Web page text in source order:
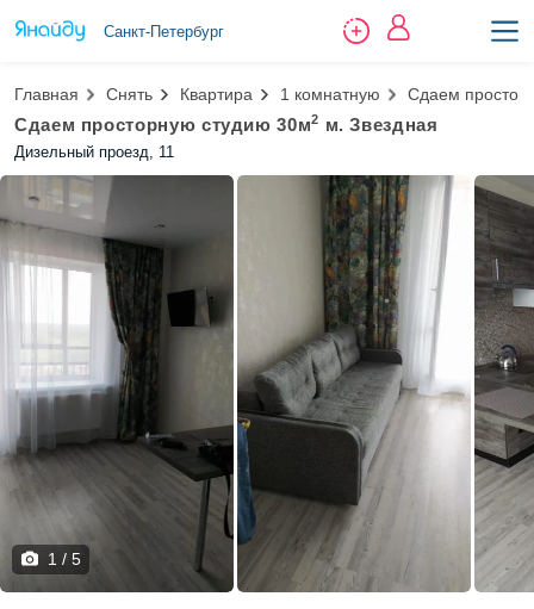
Санкт-Петербург
Главная Снять Квартира 1 комнатную Сдаем
Сдаем просторную студию 30м2 м. Звездная
Дизельный проезд, 11
1 / 5